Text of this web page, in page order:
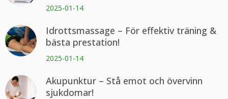
2025-01-14
Idrottsmassage – För effektiv träning &
bästa prestation!
2025-01-14
Akupunktur – Stå emot och övervinn
sjukdomar!